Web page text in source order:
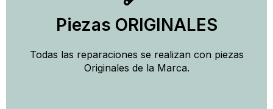
Piezas ORIGINALES
Todas las reparaciones se realizan con piezas
Originales de la Marca.
Piezas Originales
Solicitar Presupuesto con un Técnico